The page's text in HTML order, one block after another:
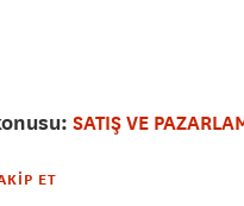
SATIŞ VE
ET